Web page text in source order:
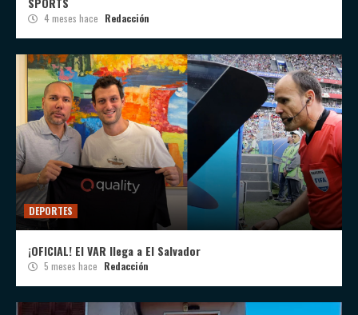
4 meses hace Redacción
DEPORTES
¡OFICIAL! El VAR llega a El Salvador
5 meses hace Redacción